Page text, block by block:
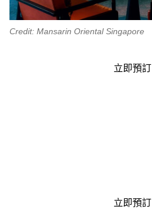
Credit: Mansarin Oriental Singapore
立即預訂
立即預訂